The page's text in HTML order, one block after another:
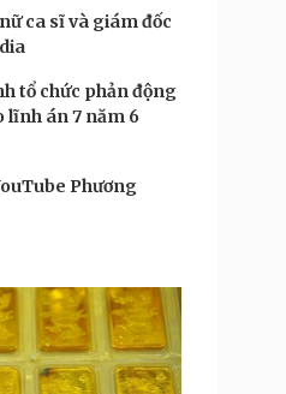
ca sĩ và giám đốc
tổ chức phản động
lĩnh án 7 năm 6
Phương